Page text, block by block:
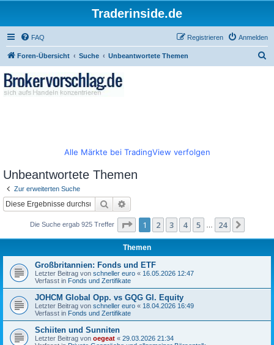
Traderinside.de
FAQ Anmelden
Registrieren
Foren-Übersicht Suche Unbeantwortete Themen
Alle Märkte bei TradingView verfolgen
Unbeantwortete Themen
Zur erweiterten Suche
Suche
Die Suche ergab 925 Treffer Seite 1von 24
1 2 3 4 5 24
Themen
Großbritannien: Fonds und ETF
Letzter Beitrag von schneller euro « 16.05.2026 12:47
Verfasst in Fonds und Zertifikate
JOHCM Global Opp. vs GQG Gl. Equity
Letzter Beitrag von schneller euro « 18.04.2026 16:49
Verfasst in Fonds und Zertifikate
Schiiten und Sunniten
Letzter Beitrag von oegeat « 29.03.2026 21:34